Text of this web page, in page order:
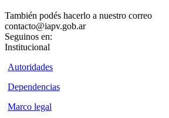
También podés hacerlo a nuestro correo
contacto@iapv.gob.ar
Seguinos en:
Institucional
Autoridades
Dependencias
Marco legal